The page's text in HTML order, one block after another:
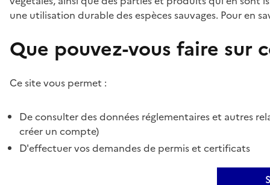
une utilisation durable des espèces sauvages. Pour en
Que pouvez-vous faire sur
Ce site vous permet :
De consulter des données réglementaires et autres
créer un compte)
D'effectuer vos demandes de permis et certificats